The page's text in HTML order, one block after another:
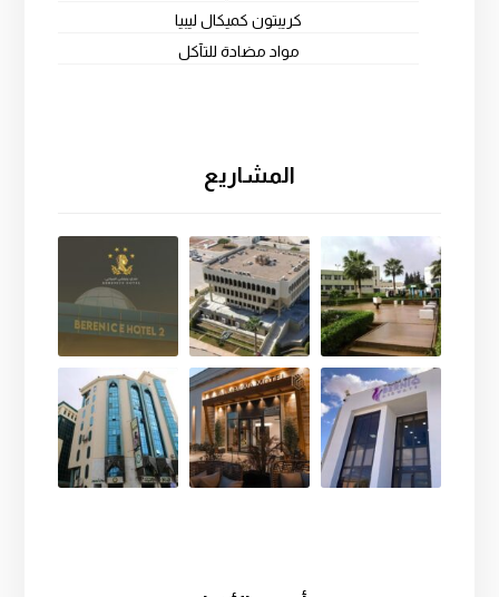
كريبتون كميكال ليبيا
مواد مضادة للتآكل
المشاريع